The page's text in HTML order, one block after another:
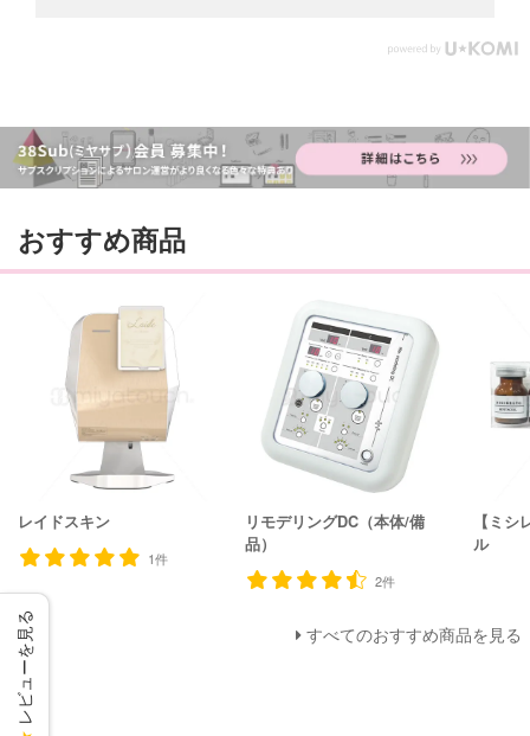
おすすめ商品
レイドスキン
1件
リモデリングDC（本体/備
品）
2件
【ミ
ル
すべてのおすすめ商品を見る
レビューを見る